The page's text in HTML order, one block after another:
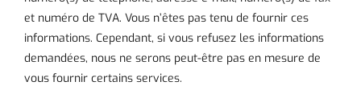
et numéro de TVA. Vous n’êtes pas tenu de fournir ces
informations. Cependant, si vous refusez les informations
demandées, nous ne serons peut-être pas en mesure de
vous fournir certains services.